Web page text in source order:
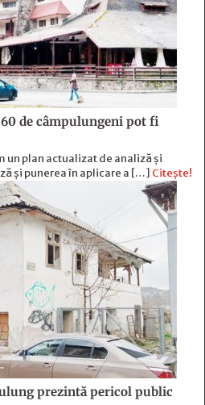
de câmpulungeni pot fi
un plan actualizat de analiză și
și punerea în aplicare a […] Citește!
prezintă pericol public